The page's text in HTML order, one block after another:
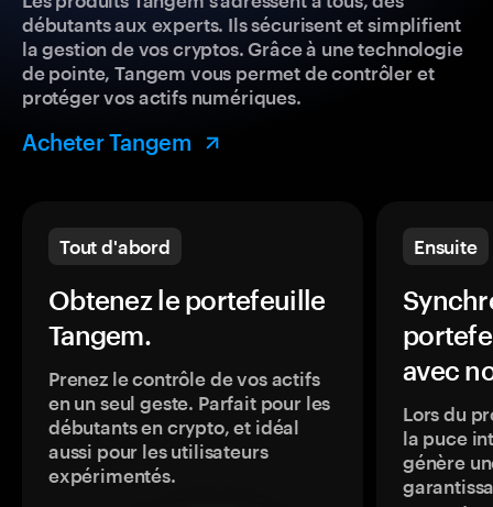
débutants aux experts. Ils sécurisent et simplifient
la gestion de vos cryptos. Grâce à une technologie
de pointe, Tangem vous permet de contrôler et
protéger vos actifs numériques.
Acheter Tangem
Tout d'abord
Obtenez le portefeuille
Tangem.
Prenez le contrôle de vos actifs
en un seul geste. Parfait pour les
débutants en crypto, et idéal
aussi pour les utilisateurs
expérimentés.
Ensuite
avec
Lors du
la puce
génère